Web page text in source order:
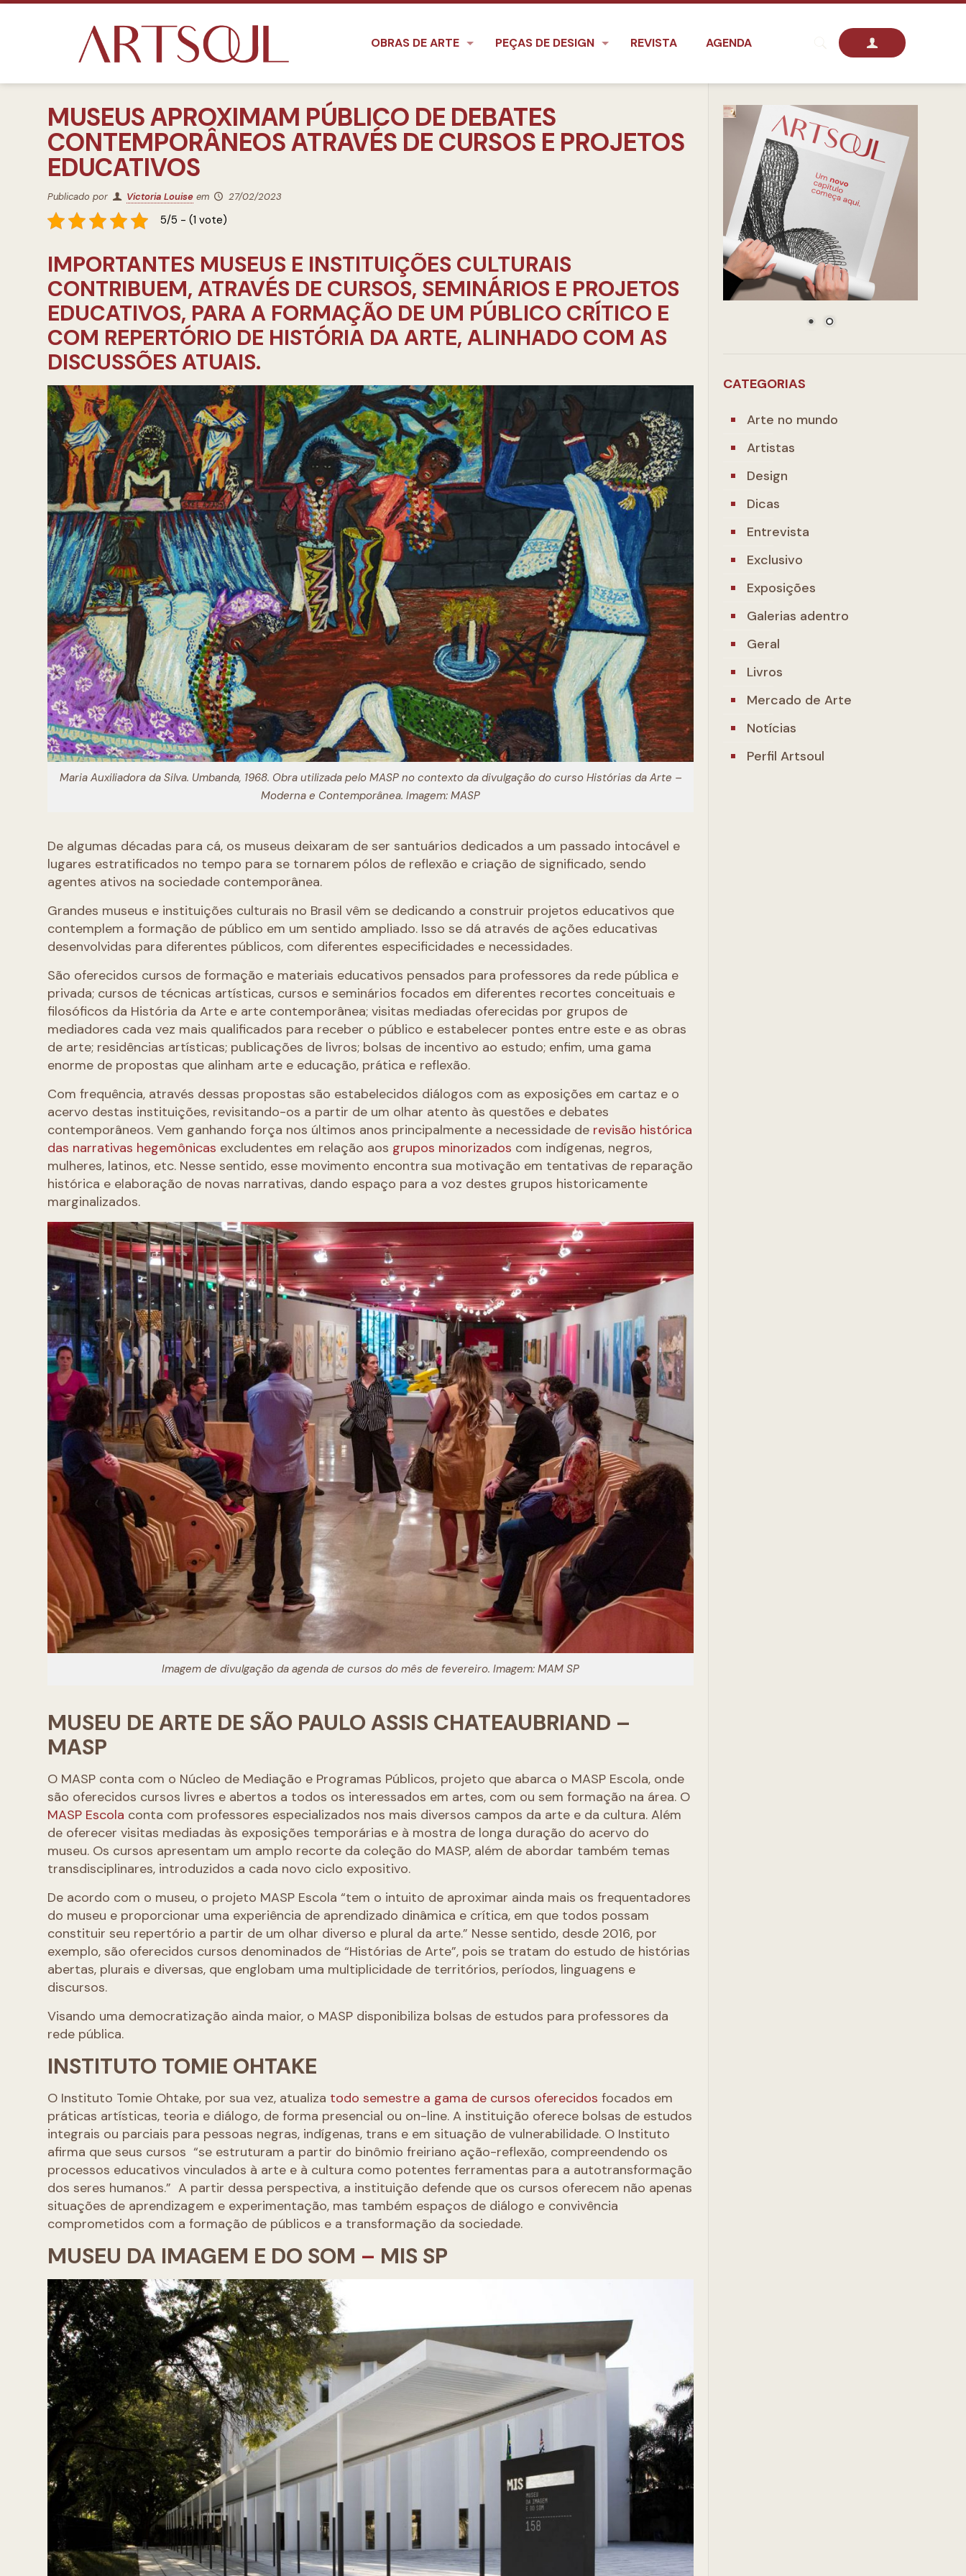
OBRAS DE ARTE PEÇAS DE DESIGN REVISTA AGENDA
MUSEUS APROXIMAM PÚBLICO DE DEBATES
CONTEMPORÂNEOS ATRAVÉS DE CURSOS E PROJETOS
EDUCATIVOS
Publicado por Victoria Louise em 27/02/2023
5/5 - (1 vote)
IMPORTANTES MUSEUS E INSTITUIÇÕES CULTURAIS
CONTRIBUEM, ATRAVÉS DE CURSOS, SEMINÁRIOS E PROJETOS
EDUCATIVOS, PARA A FORMAÇÃO DE UM PÚBLICO CRÍTICO E
COM REPERTÓRIO DE HISTÓRIA DA ARTE, ALINHADO COM AS
DISCUSSÕES ATUAIS.
Maria Auxiliadora da Silva. Umbanda, 1968. Obra utilizada pelo MASP no contexto da divulgação do curso Histórias da Arte –
Moderna e Contemporânea. Imagem: MASP
De algumas décadas para cá, os museus deixaram de ser santuários dedicados a um passado intocável e
lugares estratificados no tempo para se tornarem pólos de reflexão e criação de significado, sendo
agentes ativos na sociedade contemporânea.
Grandes museus e instituições culturais no Brasil vêm se dedicando a construir projetos educativos que
contemplem a formação de público em um sentido ampliado. Isso se dá através de ações educativas
desenvolvidas para diferentes públicos, com diferentes especificidades e necessidades.
São oferecidos cursos de formação e materiais educativos pensados para professores da rede pública e
privada; cursos de técnicas artísticas, cursos e seminários focados em diferentes recortes conceituais e
filosóficos da História da Arte e arte contemporânea; visitas mediadas oferecidas por grupos de
mediadores cada vez mais qualificados para receber o público e estabelecer pontes entre este e as obras
de arte; residências artísticas; publicações de livros; bolsas de incentivo ao estudo; enfim, uma gama
enorme de propostas que alinham arte e educação, prática e reflexão.
Com frequência, através dessas propostas são estabelecidos diálogos com as exposições em cartaz e o
acervo destas instituições, revisitando-os a partir de um olhar atento às questões e debates
contemporâneos. Vem ganhando força nos últimos anos principalmente a necessidade de revisão histórica
das narrativas hegemônicas excludentes em relação aos grupos minorizados com indígenas, negros,
mulheres, latinos, etc. Nesse sentido, esse movimento encontra sua motivação em tentativas de reparação
histórica e elaboração de novas narrativas, dando espaço para a voz destes grupos historicamente
marginalizados.
Imagem de divulgação da agenda de cursos do mês de fevereiro. Imagem: MAM SP
MUSEU DE ARTE DE SÃO PAULO ASSIS CHATEAUBRIAND –
MASP
O MASP conta com o Núcleo de Mediação e Programas Públicos, projeto que abarca o MASP Escola, onde
são oferecidos cursos livres e abertos a todos os interessados em artes, com ou sem formação na área. O
MASP Escola conta com professores especializados nos mais diversos campos da arte e da cultura. Além
de oferecer visitas mediadas às exposições temporárias e à mostra de longa duração do acervo do
museu. Os cursos apresentam um amplo recorte da coleção do MASP, além de abordar também temas
transdisciplinares, introduzidos a cada novo ciclo expositivo.
De acordo com o museu, o projeto MASP Escola “tem o intuito de aproximar ainda mais os frequentadores
do museu e proporcionar uma experiência de aprendizado dinâmica e crítica, em que todos possam
constituir seu repertório a partir de um olhar diverso e plural da arte.” Nesse sentido, desde 2016, por
exemplo, são oferecidos cursos denominados de “Histórias de Arte”, pois se tratam do estudo de histórias
abertas, plurais e diversas, que englobam uma multiplicidade de territórios, períodos, linguagens e
discursos.
Visando uma democratização ainda maior, o MASP disponibiliza bolsas de estudos para professores da
rede pública.
INSTITUTO TOMIE OHTAKE
O Instituto Tomie Ohtake, por sua vez, atualiza todo semestre a gama de cursos oferecidos focados em
práticas artísticas, teoria e diálogo, de forma presencial ou on-line. A instituição oferece bolsas de estudos
integrais ou parciais para pessoas negras, indígenas, trans e em situação de vulnerabilidade. O Instituto
afirma que seus cursos “se estruturam a partir do binômio freiriano ação-reflexão, compreendendo os
processos educativos vinculados à arte e à cultura como potentes ferramentas para a autotransformação
dos seres humanos.” A partir dessa perspectiva, a instituição defende que os cursos oferecem não apenas
situações de aprendizagem e experimentação, mas também espaços de diálogo e convivência
comprometidos com a formação de públicos e a transformação da sociedade.
MUSEU DA IMAGEM E DO SOM – MIS SP
CATEGORIAS
Arte no mundo
Artistas
Design
Dicas
Entrevista
Exclusivo
Exposições
Galerias adentro
Geral
Livros
Mercado de Arte
Notícias
Perfil Artsoul